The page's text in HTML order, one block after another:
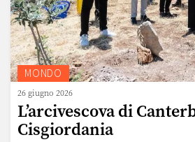
MONDO
26 giugno 2026
L’arcivescova di
Cisgiordania